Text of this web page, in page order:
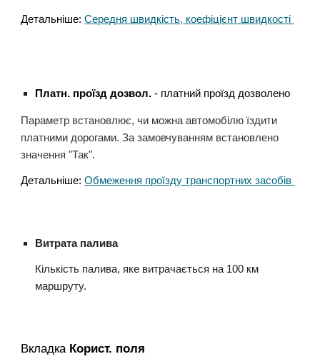
Детальніше:Середня швидкість, коефіцієнт швидкості
Платн. проїзд дозвол. - платний проїзд дозволено
Параметр встановлює, чи можна автомобілю їздити
платними дорогами. За замовчуванням встановлено
значення "Так".
Детальніше:Обмеження проїзду транспортних засобів
Витрата палива
Кількість палива, яке витрачається на 100 км
маршруту.
Вкладка Корист. поля